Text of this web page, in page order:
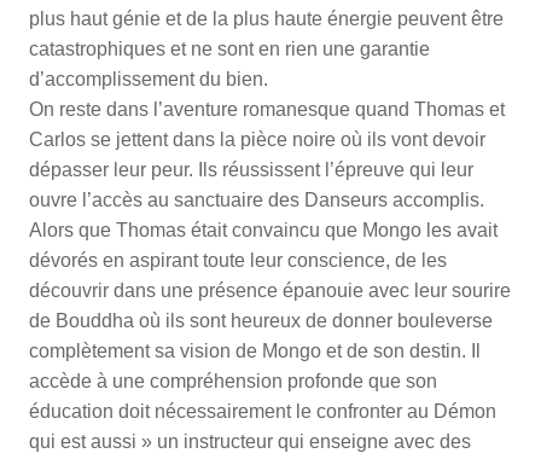
plus haut génie et de la plus haute énergie peuvent être
catastrophiques et ne sont en rien une garantie
d’accomplissement du bien.
On reste dans l’aventure romanesque quand Thomas et
Carlos se jettent dans la pièce noire où ils vont devoir
dépasser leur peur. Ils réussissent l’épreuve qui leur
ouvre l’accès au sanctuaire des Danseurs accomplis.
Alors que Thomas était convaincu que Mongo les avait
dévorés en aspirant toute leur conscience, de les
découvrir dans une présence épanouie avec leur sourire
de Bouddha où ils sont heureux de donner bouleverse
complètement sa vision de Mongo et de son destin. Il
accède à une compréhension profonde que son
éducation doit nécessairement le confronter au Démon
qui est aussi » un instructeur qui enseigne avec des